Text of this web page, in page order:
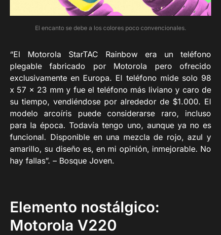
El encanto se debe a los colores poco convencionales.
“El Motorola StarTAC Rainbow era un teléfono
plegable fabricado por Motorola pero ofrecido
exclusivamente en Europa. El teléfono mide solo 98
x 57 x 23 mm y fue el teléfono más liviano y caro de
su tiempo, vendiéndose por alrededor de $1.000. El
modelo arcoíris puede considerarse raro, incluso
para la época. Todavía tengo uno, aunque ya no es
funcional. Disponible en una mezcla de rojo, azul y
amarillo, su diseño es, en mi opinión, inmejorable. No
hay fallas”. – Bosque Joven.
Elemento nostálgico:
Motorola V220